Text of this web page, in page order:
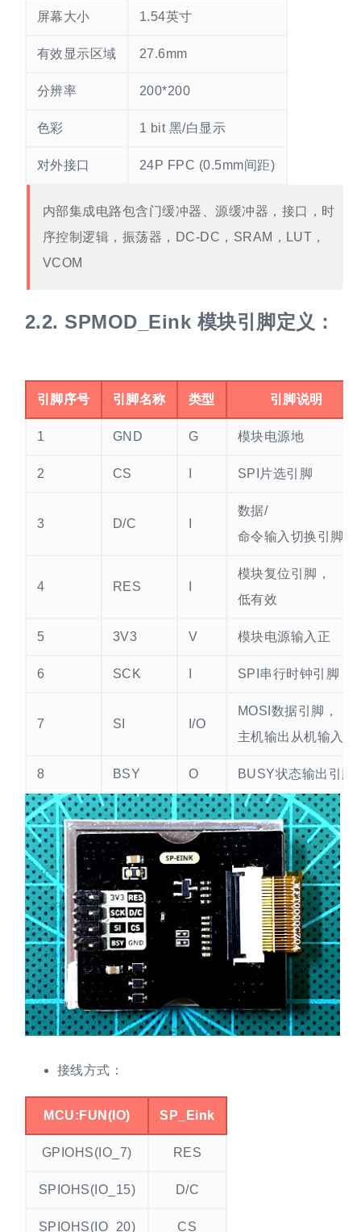
屏幕大小 1.54英寸
有效显示区域 27.6mm
分辨率 200*200
色彩 1 bit 黑/白显示
对外接口 24P FPC (0.5mm间距)
内部集成电路包含门缓冲器、源缓冲器，接口，时
序控制逻辑，振荡器，DC-DC，SRAM，LUT，
VCOM
2.2. SPMOD_Eink 模块引脚定义：
引脚序号 引脚名称 类型 引脚说明
1 GND G 模块电源地
2 CS SPI片选引脚
3 D/C
数据/
命令输入切换引脚
4 RES
模块复位引脚，
低有效
5 3V3 V 模块电源输入正
6 SCK SPI串行时钟引脚
7 SI I/O
MOSI数据引脚，
主机输出从机输入
8 BSY O BUSY状态输出引脚
接线方式：
MCU:FUN(IO) SP_Eink
GPIOHS(IO_7) RES
SPIOHS(IO_15) D/C
SPIOHS(IO_20) CS